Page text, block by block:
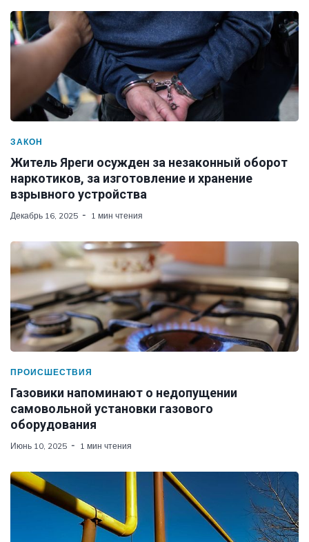
ЗАКОН
Житель Яреги осужден за незаконный оборот
наркотиков, за изготовление и хранение
взрывного устройства
Декабрь 16, 2025 1 мин чтения
ПРОИСШЕСТВИЯ
Газовики напоминают о недопущении
самовольной установки газового
оборудования
Июнь 10, 2025 1 мин чтения